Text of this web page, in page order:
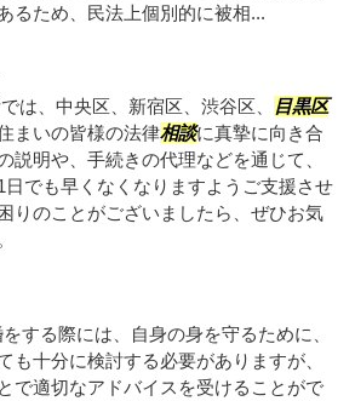
るため、民法上個別的に被相...
は、中央区、新宿区、渋谷区、
目黒区
まいの皆様の法律相談に真摯に向き合
説明や、手続きの代理などを通じて、
でも早くなくなりますようご支援させ
りのことがございましたら、ぜひお気
する際には、自身の身を守るために、
も十分に検討する必要がありますが、
で適切なアドバイスを受けることがで